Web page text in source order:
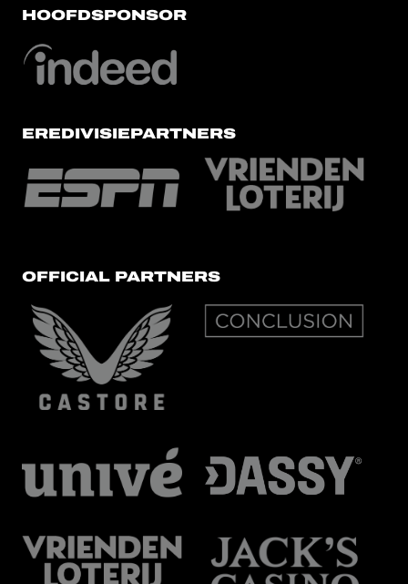
HOOFDSPONSOR
EREDIVISIEPARTNERS
OFFICIAL PARTNERS